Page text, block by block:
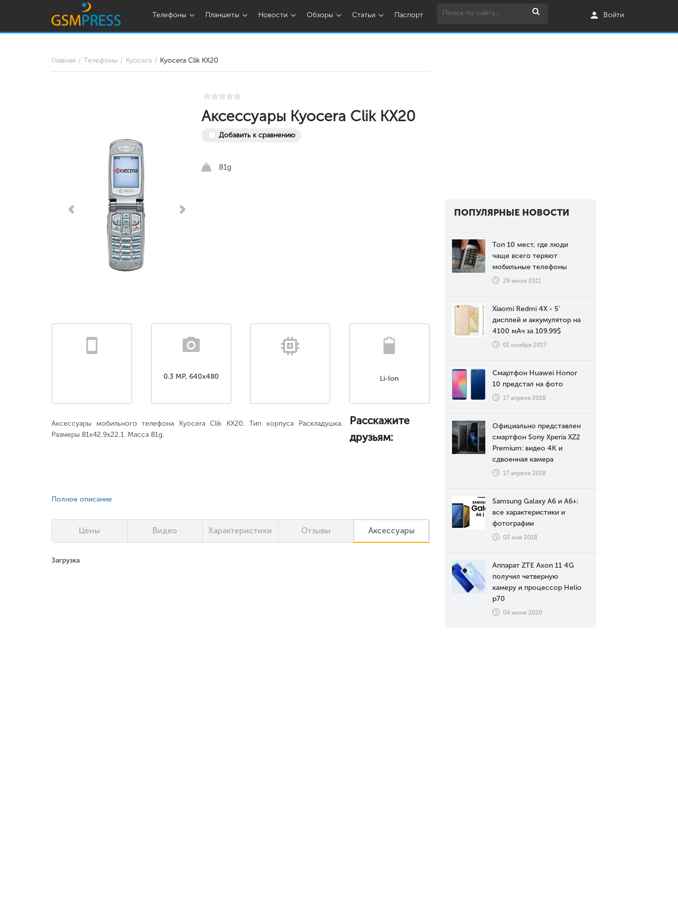
Телефоны Планшеты Новости Обзоры Статьи Паспорт Войти
Главная Телефоны Kyocera Kyocera Clik KX20
Аксессуары Kyocera Clik KX20
Добавить к сравнению
81g
0.3 MP, 640x480 Li-Ion
Аксессуары мобильного телефона Kyocera Clik KX20. Тип корпуса Раскладушка.
Размеры 81x42,9x22,1. Масса 81g.
Полное описание
Расскажите
друзьям:
Цены Видео Характеристики Отзывы Аксессуары
Загрузка
ПОПУЛЯРНЫЕ НОВОСТИ
Топ 10 мест, где люди
чаще всего теряют
мобильные телефоны
29 июля 2011
Xiaomi Redmi 4X - 5'
дисплей и аккумулятор на
4100 мАч за 109.99$
01 ноября 2017
Смартфон Huawei Honor
10 предстал на фото
17 апреля 2018
Официально представлен
смартфон Sony Xperia XZ2
Premium: видео 4К и
сдвоенная камера
17 апреля 2018
Samsung Galaxy A6 и A6+:
все характеристики и
фотографии
03 мая 2018
Аппарат ZTE Axon 11 4G
получил четверную
камеру и процессор Helio
p70
04 июня 2020